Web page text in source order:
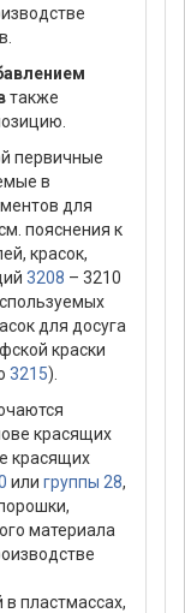
также
первичные
в
для
пояснения к
красок,
3208 – 3210
для досуга
краски
3215).
красящих
красящих
или группы 28,
материала
пластмассах,